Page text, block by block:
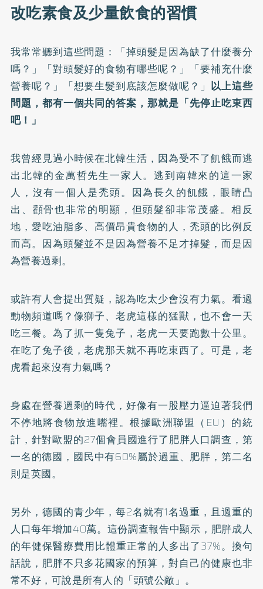
改吃素食及少量飲食的習慣
我常常聽到這些問題：「掉頭髮是因為缺了什麼養分
嗎？」「對頭髮好的食物有哪些呢？」「要補充什麼
營養呢？」「想要生髮到底該怎麼做呢？」 以上這些
問題，都有一個共同的答案，那就是「先停止吃東西
吧！」
我曾經見過小時候在北韓生活，因為受不了飢餓而逃
出北韓的金萬哲先生一家人。逃到南韓來的這一家
人，沒有一個人是禿頭。因為長久的飢餓，眼睛凸
出、顴骨也非常的明顯，但頭髮卻非常茂盛。相反
地，愛吃油脂多、高價昂貴食物的人，禿頭的比例反
而高。因為頭髮並不是因為營養不足才掉髮，而是因
為營養過剩。
或許有人會提出質疑，認為吃太少會沒有力氣。看過
動物頻道嗎？像獅子、老虎這樣的猛獸，也不會一天
吃三餐。為了抓一隻兔子，老虎一天要跑數十公里。
在吃了兔子後，老虎那天就不再吃東西了。可是，老
虎看起來沒有力氣嗎？
身處在營養過剩的時代，好像有一股壓力逼迫著我們
不停地將食物放進嘴裡。根據歐洲聯盟（EU）的統
計，針對歐盟的27個會員國進行了肥胖人口調查，第
一名的德國，國民中有60%屬於過重、肥胖，第二名
則是英國。
另外，德國的青少年，每2名就有1名過重，且過重的
人口每年增加40萬。這份調查報告中顯示，肥胖成人
的年健保醫療費用比體重正常的人多出了37%。換句
話說，肥胖不只多花國家的預算，對自己的健康也非
常不好，可說是所有人的「頭號公敵」。